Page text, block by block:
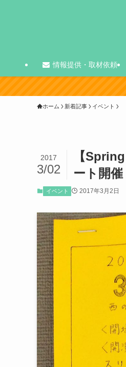
情報提供・取材依頼
サイト再
ホーム 新着記事 イベント
【
ート開催
2017
3/02
イベント 2017年3月2日